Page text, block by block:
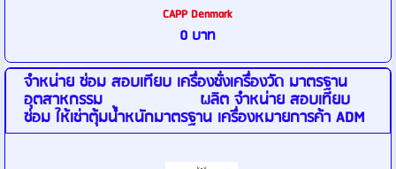
CAPP Denmark
0 บาท
จำหน่าย ซ่อม สอบเทียบ เครื่องชั่งเครื่องวัด มาตรฐาน
อุตสาหกรรม ผลิต จำหน่าย สอบเทียบ
ซ่อม ให้เช่าตุ้มน้ำหนักมาตรฐาน เครื่องหมายการค้า ADM